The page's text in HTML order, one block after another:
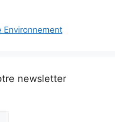
Environnement
newsletter